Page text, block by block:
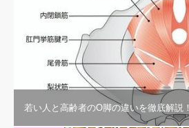
若い人と高齢者のO脚の違いを徹底解説！